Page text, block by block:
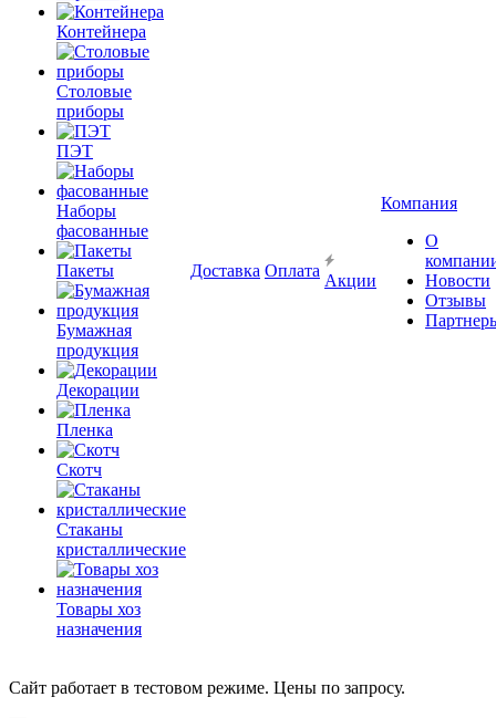
Контейнера
Столовые
приборы
ПЭТ
Наборы
фасованные
Пакеты
Бумажная
продукция
Декорации
Пленка
Скотч
Стаканы
кристаллические
Товары хоз
назначения
Доставка Оплата
Акции
Компания
О
Новости
Отзывы
Сайт работает в тестовом режиме. Цены по запросу.